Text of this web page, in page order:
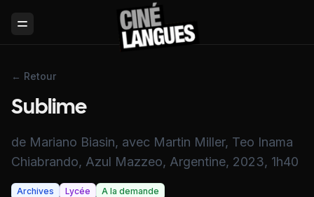
Toggle Menu
← Retour
Sublime
de Mariano Biasin, avec Martin Miller, Teo Inama
Chiabrando, Azul Mazzeo, Argentine, 2023, 1h40
Archives Lycée A la demande